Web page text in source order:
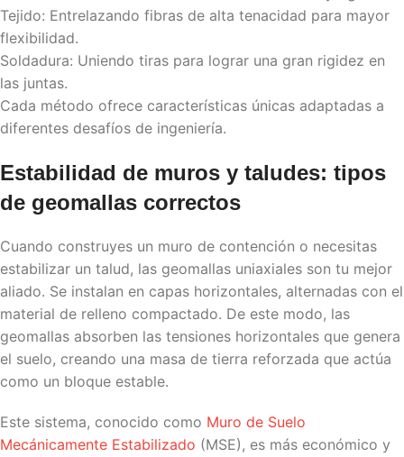
Tejido: Entrelazando fibras de alta tenacidad para mayor
flexibilidad.
Soldadura: Uniendo tiras para lograr una gran rigidez en
las juntas.
Cada método ofrece características únicas adaptadas a
diferentes desafíos de ingeniería.
Estabilidad de muros y taludes: tipos
de geomallas correctos
Cuando construyes un muro de contención o necesitas
estabilizar un talud, las geomallas uniaxiales son tu mejor
aliado. Se instalan en capas horizontales, alternadas con el
material de relleno compactado. De este modo, las
geomallas absorben las tensiones horizontales que genera
el suelo, creando una masa de tierra reforzada que actúa
como un bloque estable.
Este sistema, conocido como Muro de Suelo
Mecánicamente Estabilizado (MSE), es más económico y